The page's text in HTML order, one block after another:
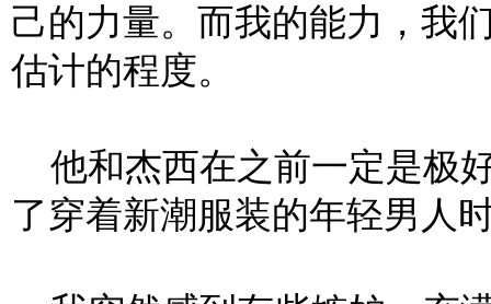
己的力量。而我的能力，我
估计的程度。
他和杰西在之前一定是极
了穿着新潮服装的年轻男人